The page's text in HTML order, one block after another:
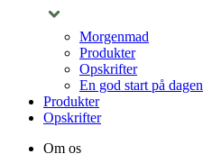
Morgenmad
Produkter
Opskrifter
En god start på dagen
Produkter
Opskrifter
Om os